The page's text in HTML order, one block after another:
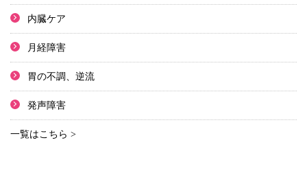
内臓ケア
月経障害
胃の不調、逆流
発声障害
一覧はこちら >